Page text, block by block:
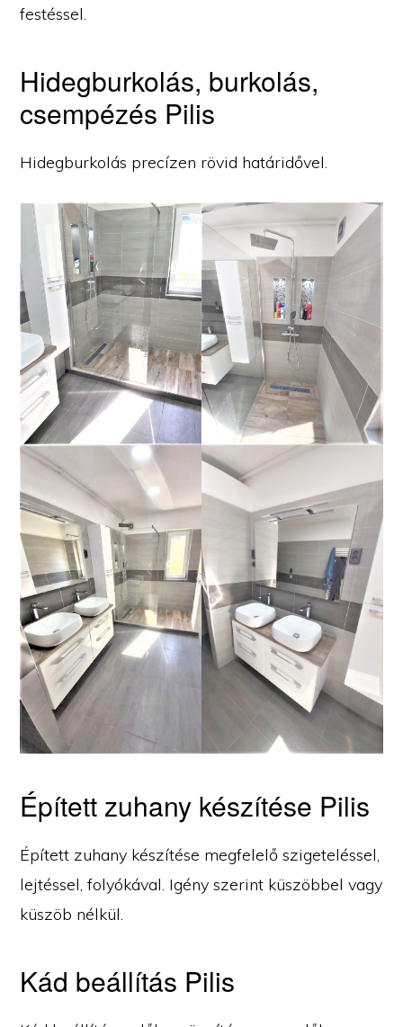
festéssel.
Hidegburkolás, burkolás,
csempézés Pilis
Hidegburkolás precízen rövid határidővel.
Épített zuhany készítése Pilis
Épített zuhany készítése megfelelő szigeteléssel,
lejtéssel, folyókával. Igény szerint küszöbbel vagy
küszöb nélkül.
Kád beállítás Pilis